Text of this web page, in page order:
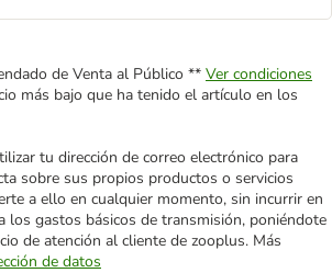
de Venta al Público ** Ver condiciones
más bajo que ha tenido el artículo en los
tu dirección de correo electrónico para
sobre sus propios productos o servicios
a ello en cualquier momento, sin incurrir en
los gastos básicos de transmisión, poniéndote
de atención al cliente de zooplus. Más
de datos